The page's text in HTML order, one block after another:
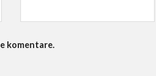
komentare.